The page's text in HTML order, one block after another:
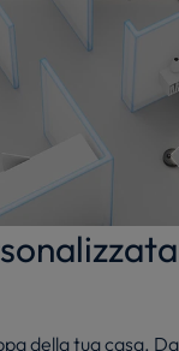
della tua casa.